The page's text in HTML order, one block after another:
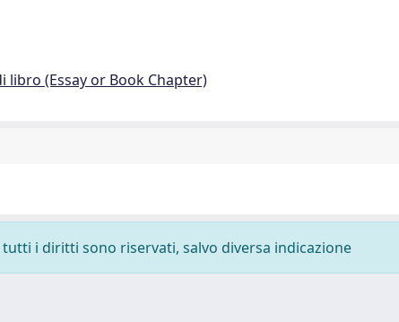
libro (Essay or Book Chapter)
i diritti sono riservati, salvo diversa indicazione